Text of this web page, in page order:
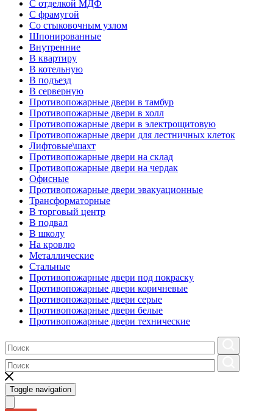
С отделкой МДФ
С фрамугой
Со стыковочным узлом
Шпонированные
Внутренние
В квартиру
В котельную
В подъезд
В серверную
Противопожарные двери в тамбур
Противопожарные двери в холл
Противопожарные двери в электрощитовую
Противопожарные двери для лестничных клеток
Лифтовые\шахт
Противопожарные двери на склад
Противопожарные двери на чердак
Офисные
Противопожарные двери эвакуационные
Трансформаторные
В торговый центр
В подвал
В школу
На кровлю
Металлические
Стальные
Противопожарные двери под покраску
Противопожарные двери коричневые
Противопожарные двери серые
Противопожарные двери белые
Противопожарные двери технические
Toggle navigation